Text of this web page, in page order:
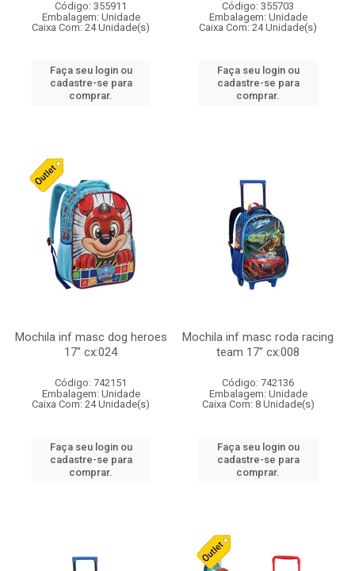
Código: 355911
Embalagem: Unidade
Caixa Com: 24 Unidade(s)
Faça seu login ou
cadastre-se para
comprar.
Código: 355703
Embalagem: Unidade
Caixa Com: 24 Unidade(s)
Faça seu login ou
cadastre-se para
comprar.
Mochila inf masc dog heroes
17" cx:024
Código: 742151
Embalagem: Unidade
Caixa Com: 24 Unidade(s)
Faça seu login ou
cadastre-se para
comprar.
Mochila inf masc roda racing
team 17" cx:008
Código: 742136
Embalagem: Unidade
Caixa Com: 8 Unidade(s)
Faça seu login ou
cadastre-se para
comprar.